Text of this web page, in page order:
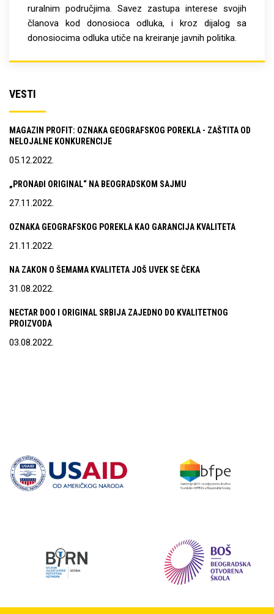
ruralnim područjima. Savez zastupa interese svojih
članova kod donosioca odluka, i kroz dijalog sa
donosiocima odluka utiče na kreiranje javnih politika.
VESTI
MAGAZIN PROFIT: OZNAKA GEOGRAFSKOG POREKLA - ZAŠTITA OD
NELOJALNE KONKURENCIJE
05.12.2022.
„PRONAĐI ORIGINAL“ NA BEOGRADSKOM SAJMU
27.11.2022.
OZNAKA GEOGRAFSKOG POREKLA KAO GARANCIJA KVALITETA
21.11.2022.
NA ZAKON O ŠEMAMA KVALITETA JOŠ UVEK SE ČEKA
31.08.2022.
NECTAR DOO I ORIGINAL SRBIJA ZAJEDNO DO KVALITETNOG
PROIZVODA
03.08.2022.